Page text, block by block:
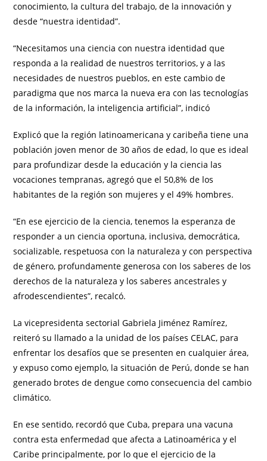
conocimiento, la cultura del trabajo, de la innovación y
desde “nuestra identidad”.
“Necesitamos una ciencia con nuestra identidad que
responda a la realidad de nuestros territorios, y a las
necesidades de nuestros pueblos, en este cambio de
paradigma que nos marca la nueva era con las tecnologías
de la información, la inteligencia artificial”, indicó
Explicó que la región latinoamericana y caribeña tiene una
población joven menor de 30 años de edad, lo que es ideal
para profundizar desde la educación y la ciencia las
vocaciones tempranas, agregó que el 50,8% de los
habitantes de la región son mujeres y el 49% hombres.
“En ese ejercicio de la ciencia, tenemos la esperanza de
responder a un ciencia oportuna, inclusiva, democrática,
socializable, respetuosa con la naturaleza y con perspectiva
de género, profundamente generosa con los saberes de los
derechos de la naturaleza y los saberes ancestrales y
afrodescendientes”, recalcó.
La vicepresidenta sectorial Gabriela Jiménez Ramírez,
reiteró su llamado a la unidad de los países CELAC, para
enfrentar los desafíos que se presenten en cualquier área,
y expuso como ejemplo, la situación de Perú, donde se han
generado brotes de dengue como consecuencia del cambio
climático.
En ese sentido, recordó que Cuba, prepara una vacuna
contra esta enfermedad que afecta a Latinoamérica y el
Caribe principalmente, por lo que el ejercicio de la